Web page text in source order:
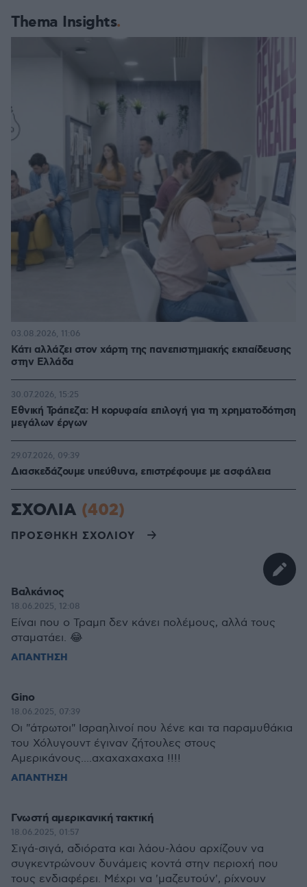
Thema Insights
Κάτι αλλάζει στον χάρτη της πανεπιστημιακής εκπαίδευσης
στην Ελλάδα
03.08.2026, 11:06
Εθνική Τράπεζα: Η κορυφαία επιλογή για τη χρηματοδότηση
μεγάλων έργων
30.07.2026, 15:25
Διασκεδάζουμε υπεύθυνα, επιστρέφουμε με ασφάλεια
29.07.2026, 09:39
ΣΧΟΛΙΑ (402)
ΠΡΟΣΘΗΚΗ ΣΧΟΛΙΟΥ
Βαλκάνιος
18.06.2025, 12:08
Είναι που ο Τραμπ δεν κάνει πολέμους, αλλά τους
σταματάει. 😂
ΑΠΑΝΤΗΣΗ
Gino
18.06.2025, 07:39
Oι "άτρωτοι" Ισραηλινοί που λένε και τα παραμυθάκια
του Χόλυγουντ έγιναν ζήτουλες στους
Αμερικάνους....αχαχαχαχαχα !!!!
ΑΠΑΝΤΗΣΗ
Γνωστή αμερικανική τακτική
18.06.2025, 01:57
Σιγά-σιγά, αδιόρατα και λάου-λάου αρχίζουν να
συγκεντρώνουν δυνάμεις κοντά στην περιοχή που
τους ενδιαφέρει. Μέχρι να 'μαζευτούν', ρίχνουν